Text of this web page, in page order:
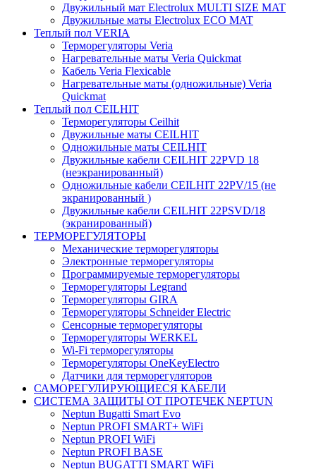
Двужильный мат Electrolux MULTI SIZE MAT
Двужильные маты Electrolux ECO MAT
Теплый пол VERIA
Терморегуляторы Veria
Нагревательные маты Veria Quickmat
Кабель Veria Flexicable
Нагревательные маты (одножильные) Veria
Quickmat
Теплый пол CEILHIT
Терморегуляторы Ceilhit
Двужильные маты CEILHIT
Одножильные маты CEILHIT
Двужильные кабели CEILHIT 22PVD 18
(неэкранированный)
Одножильные кабели CEILHIT 22PV/15 (не
экранированный )
Двужильные кабели CEILHIT 22PSVD/18
(экранированный)
ТЕРМОРЕГУЛЯТОРЫ
Механические терморегуляторы
Электронные терморегуляторы
Программируемые терморегуляторы
Терморегуляторы Legrand
Терморегуляторы GIRA
Терморегуляторы Schneider Electric
Сенсорные терморегуляторы
Терморегуляторы WERKEL
Wi-Fi терморегуляторы
Терморегуляторы OneKeyElectro
Датчики для терморегуляторов
САМОРЕГУЛИРУЮЩИЕСЯ КАБЕЛИ
СИСТЕМА ЗАЩИТЫ ОТ ПРОТЕЧЕК NEPTUN
Neptun Bugatti Smart Evo
Neptun PROFI SMART+ WiFi
Neptun PROFI WiFi
Neptun PROFI BASE
Neptun BUGATTI SMART WiFi